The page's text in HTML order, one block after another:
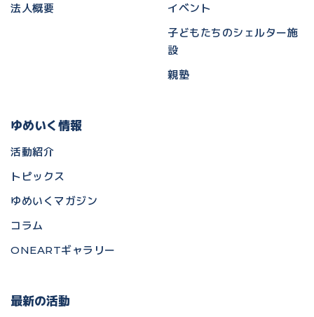
法人概要
イベント
子どもたちのシェルター施
設
親塾
ゆめいく情報
活動紹介
トピックス
ゆめいくマガジン
コラム
ONEARTギャラリー
最新の活動